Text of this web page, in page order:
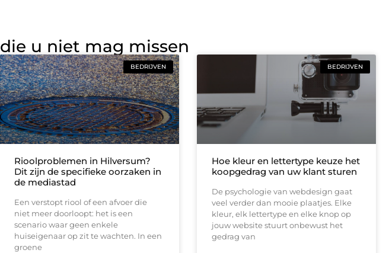
die u niet mag missen
BEDRIJVEN
Rioolproblemen in Hilversum?
Dit zijn de specifieke oorzaken in
de mediastad
Een verstopt riool of een afvoer die
niet meer doorloopt: het is een
scenario waar geen enkele
huiseigenaar op zit te wachten. In een
groene
BEDRIJVEN
Hoe kleur en lettertype keuze het
koopgedrag van uw klant sturen
De psychologie van webdesign gaat
veel verder dan mooie plaatjes. Elke
kleur, elk lettertype en elke knop op
jouw website stuurt onbewust het
gedrag van